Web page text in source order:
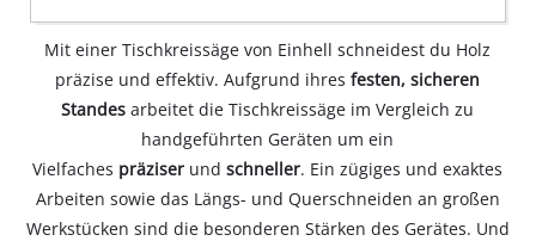
Mit einer Tischkreissäge von Einhell schneidest du Holz
präzise und effektiv. Aufgrund ihresfesten, sicheren
Standes arbeitet die Tischkreissäge im Vergleich zu
handgeführten Geräten um ein
Vielfaches präziser undschneller. Ein zügiges und exaktes
Arbeiten sowie das Längs- und Querschneiden an großen
Werkstücken sind die besonderen Stärken des Gerätes. Und